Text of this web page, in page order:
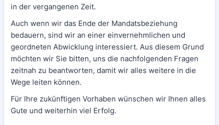
in der vergangenen Zeit.
Auch wenn wir das Ende der Mandatsbeziehung
bedauern, sind wir an einer einvernehmlichen und
geordneten Abwicklung interessiert. Aus diesem Grund
möchten wir Sie bitten, uns die nachfolgenden Fragen
zeitnah zu beantworten, damit wir alles weitere in die
Wege leiten können.
Für Ihre zukünftigen Vorhaben wünschen wir Ihnen alles
Gute und weiterhin viel Erfolg.